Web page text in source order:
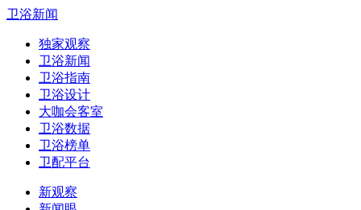
卫浴新闻
独家观察
卫浴新闻
卫浴指南
卫浴设计
大咖会客室
卫浴数据
卫浴榜单
卫配平台
新观察